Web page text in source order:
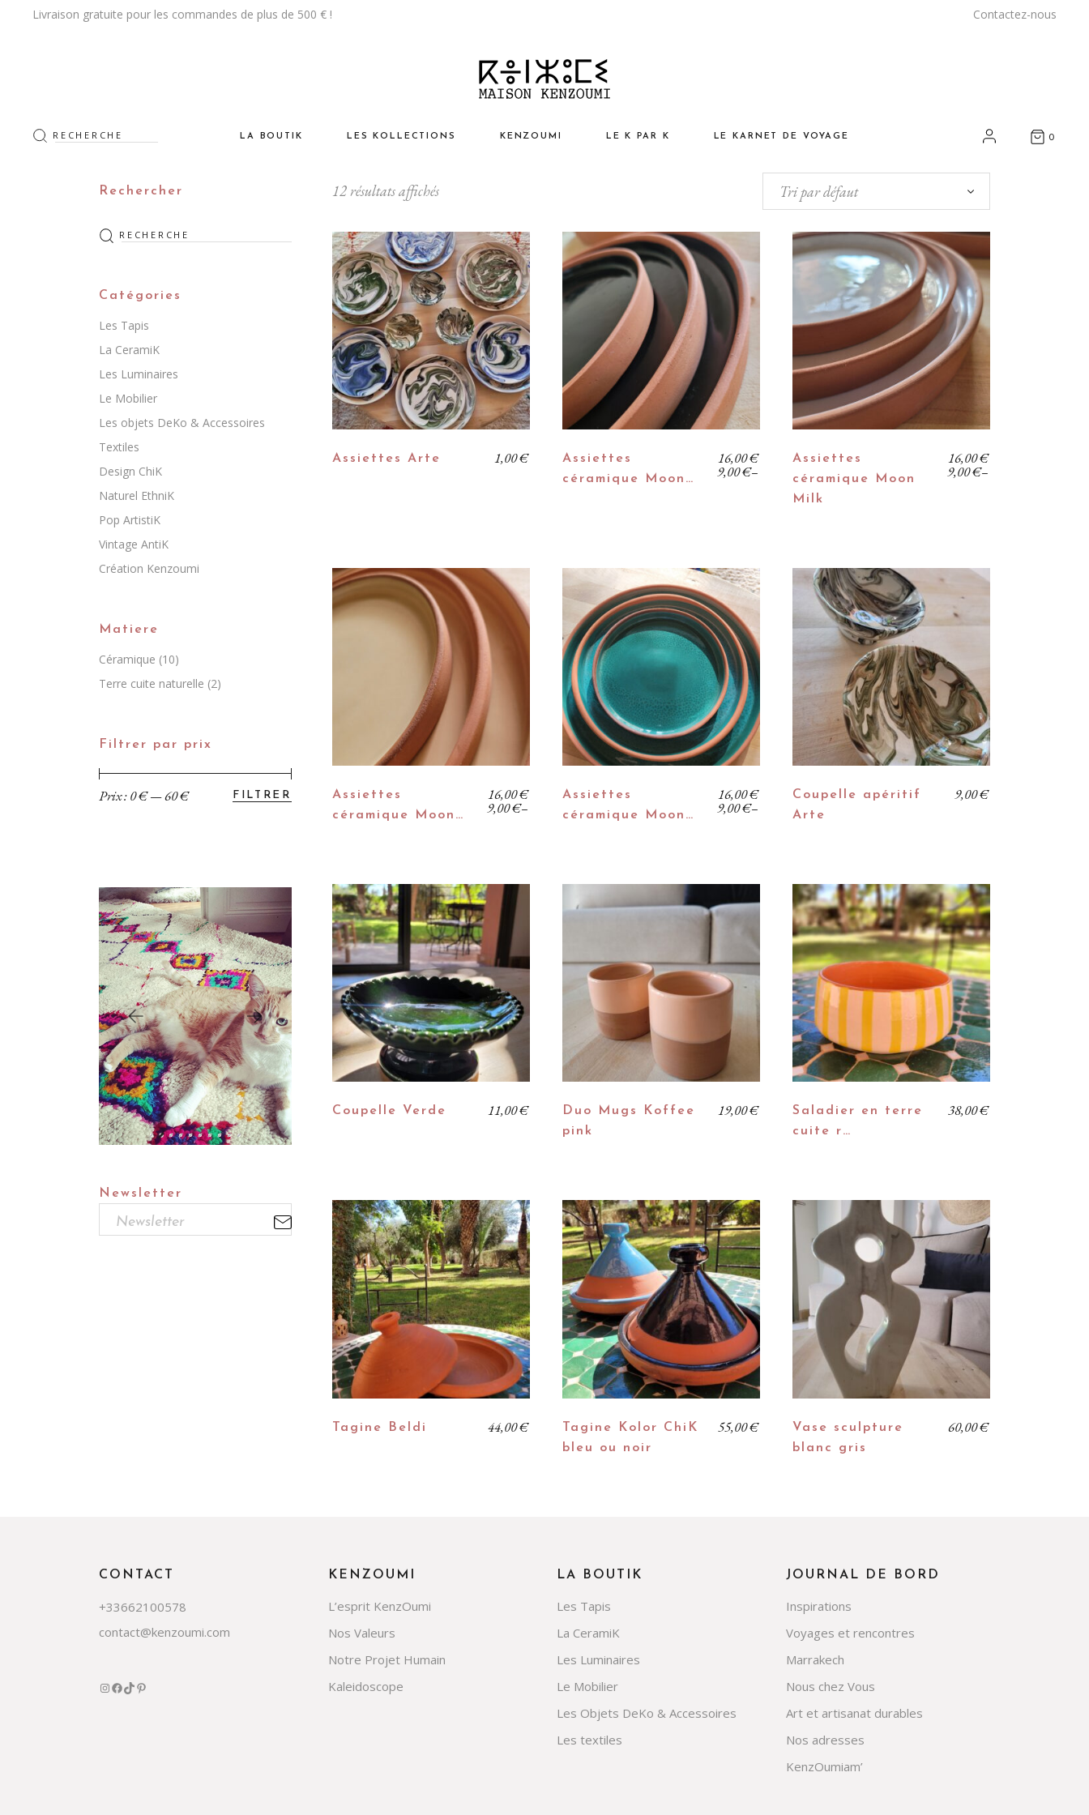
Livraison gratuite pour les commandes de plus de 500 € ! Contactez-nous
Rechercher
: LA BOUTIK
Les Objets DeKo & Accessoires
LES KOLLECTIONS
Design ChiK
Naturel EthniK
Pop ArtistiK
Création Kenzoumi
KENZOUMI
Notre Projet Humain
Kaleidoscope
LE K PAR K LE KARNET DE VOYAGE
Marrakech
Nous chez vous
Art et artisanat durables
Nos adresses
KenzOumiam’
0
12 résultats affichés Tri par défaut
Assiettes Arte 1,00€
Assiettes
céramique Moon…
9,00€–
16,00€
Assiettes
céramique Moon
Milk
9,00€–
16,00€
Assiettes
céramique Moon…
9,00€–
16,00€
Assiettes
céramique Moon…
9,00€–
16,00€
Coupelle apéritif
Arte
9,00€
Coupelle Verde 11,00€
Duo Mugs Koffee
pink
19,00€
Saladier en terre
cuite r…
38,00€
Tagine Beldi 44,00€
Tagine Kolor ChiK
bleu ou noir
55,00€
Vase sculpture
blanc gris
60,00€
Rechercher
Rechercher
:
Catégories
Les Tapis
La CeramiK
Les Luminaires
Le Mobilier
Les objets DeKo & Accessoires
Textiles
Design ChiK
Naturel EthniK
Pop ArtistiK
Vintage AntiK
Création Kenzoumi
Matiere
Céramique (10)
Terre cuite naturelle (2)
Filtrer par prix
Prix
Prix FILTRER
Prix :0 €—60 €
Newsletter
CONTACT
+33662100578
contact@kenzoumi.com
Instagram
Facebook
TikTokPinterest
KENZOUMI
L’esprit KenzOumi
Nos Valeurs
Notre Projet Humain
Kaleidoscope
LA BOUTIK
Les Tapis
La CeramiK
Les Luminaires
Le Mobilier
Les Objets DeKo & Accessoires
Les textiles
JOURNAL DE BORD
Inspirations
Voyages et rencontres
Marrakech
Nous chez Vous
Art et artisanat durables
Nos adresses
KenzOumiam’